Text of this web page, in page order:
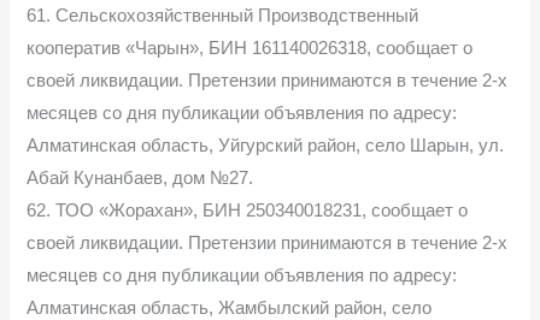
61. Сельскохозяйственный Производственный
кооператив «Чарын», БИН 161140026318, сообщает о
своей ликвидации. Претензии принимаются в течение 2-х
месяцев со дня публикации объявления по адресу:
Алматинская область, Уйгурский район, село Шарын, ул.
Абай Кунанбаев, дом №27.
62. ТОО «Жорахан», БИН 250340018231, сообщает о
своей ликвидации. Претензии принимаются в течение 2-х
месяцев со дня публикации объявления по адресу:
Алматинская область, Жамбылский район, село